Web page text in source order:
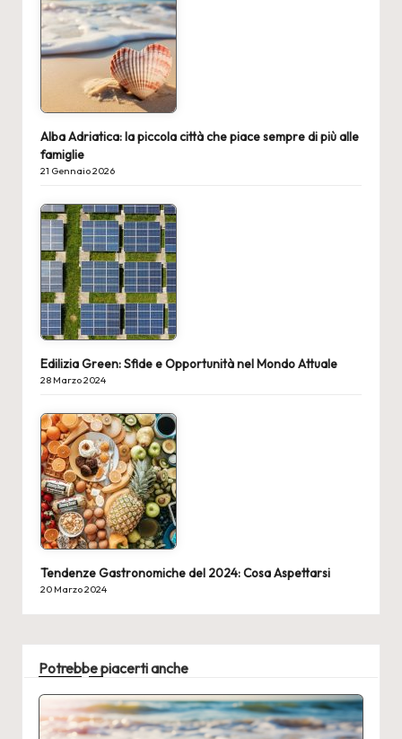
Alba Adriatica: la piccola città che piace sempre di più alle
famiglie
21 Gennaio 2026
Edilizia Green: Sfide e Opportunità nel Mondo Attuale
28 Marzo 2024
Tendenze Gastronomiche del 2024: Cosa Aspettarsi
20 Marzo 2024
Potrebbe piacerti anche